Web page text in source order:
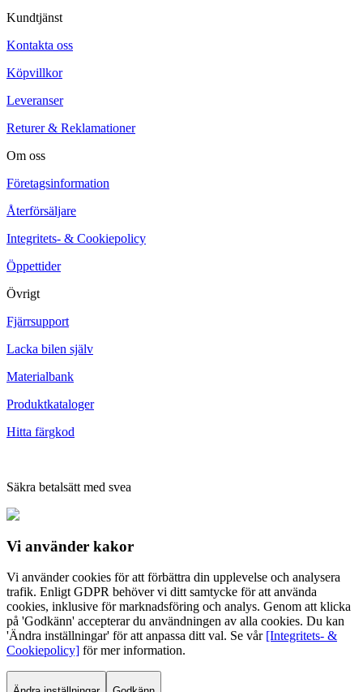
Kundtjänst
Kontakta oss
Köpvillkor
Leveranser
Returer & Reklamationer
Om oss
Företagsinformation
Återförsäljare
Integritets- & Cookiepolicy
Öppettider
Övrigt
Fjärrsupport
Lacka bilen själv
Materialbank
Produktkataloger
Hitta färgkod
Säkra betalsätt med svea
Vi använder kakor
Vi använder cookies för att förbättra din upplevelse och analysera
trafik. Enligt GDPR behöver vi ditt samtycke för att använda
cookies, inklusive för marknadsföring och analys. Genom att klicka
på 'Godkänn' accepterar du användningen av alla cookies. Du kan
'Ändra inställningar' för att anpassa ditt val. Se vår [Integritets- &
Cookiepolicy] för mer information.